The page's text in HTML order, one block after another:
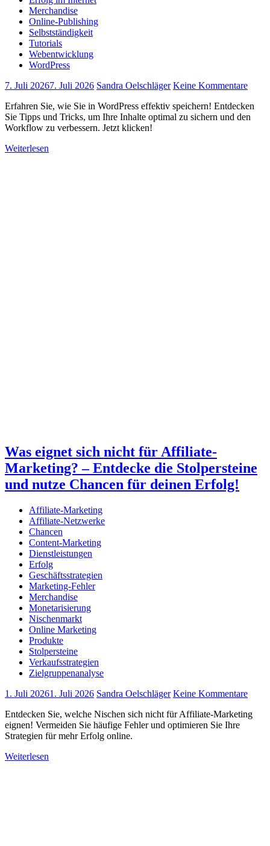
Merchandise
Online-Publishing
Selbstständigkeit
Tutorials
Webentwicklung
WordPress
7. Juli 20267. Juli 2026 Sandra Oelschläger Keine Kommentare
Erfahren Sie, wie Sie in WordPress effektiv speichern! Entdecken
Sie Tipps und Tricks, um Ihre Inhalte optimal zu sichern und den
Workflow zu verbessern. Jetzt klicken!
Weiterlesen
Was eignet sich nicht für Affiliate-
Marketing? – Entdecke die Stolpersteine
und nutze Chancen für deinen Erfolg!
Affiliate-Marketing
Affiliate-Netzwerke
Chancen
Content-Marketing
Dienstleistungen
Erfolg
Geschäftsstrategien
Marketing-Fehler
Merchandise
Monetarisierung
Nischenmarkt
Online Marketing
Produkte
Stolpersteine
Verkaufsstrategien
Zielgruppenanalyse
1. Juli 20261. Juli 2026 Sandra Oelschläger Keine Kommentare
Entdecken Sie, welche Nischen sich nicht für Affiliate-Marketing
eignen! Vermeiden Sie häufige Fehler und optimieren Sie Ihre
Strategien für mehr Erfolg online.
Weiterlesen